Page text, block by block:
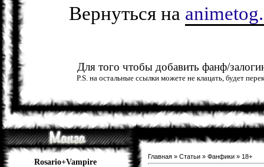
Вернуться на
Для того чтобы добавить фанф/
P.S. на остальные ссылки можете не клацать, будет
Rosario+Vampire
Главная » Статьи » Фанфики » 18+